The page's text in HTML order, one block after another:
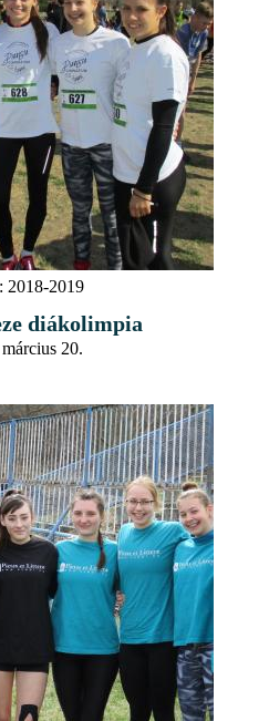
2018-2019
diákolimpia
20.